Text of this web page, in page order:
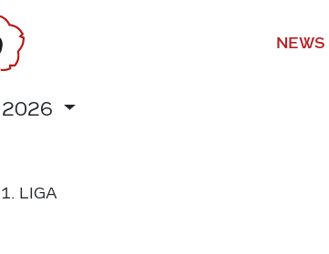
NEWS
2026
1. LIGA